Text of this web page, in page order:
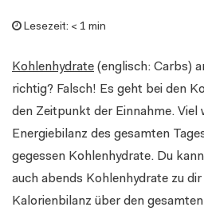
Lesezeit: < 1 min
Kohlenhydrate (englisch: Carbs)
richtig? Falsch! Es geht bei den
den Zeitpunkt der Einnahme. Viel
Energiebilanz des gesamten
gegessen Kohlenhydrate. Du
auch abends Kohlenhydrate zu
Kalorienbilanz über den